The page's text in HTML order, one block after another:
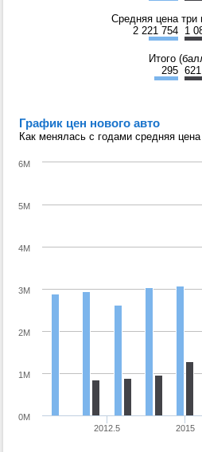
Средняя цена три
2 221 754 1
Итого
295 621
График цен нового авто
Как менялась с годами средняя
2012.5 2015
0M
1M
2M
3M
4M
5M
6M